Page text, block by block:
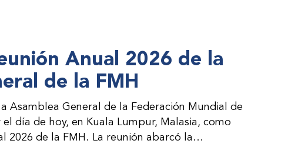
Anual 2026 de la
de la FMH
Asamblea General de la Federación Mundial de
día de hoy, en Kuala Lumpur, Malasia, como
2026 de la FMH. La reunión abarcó la